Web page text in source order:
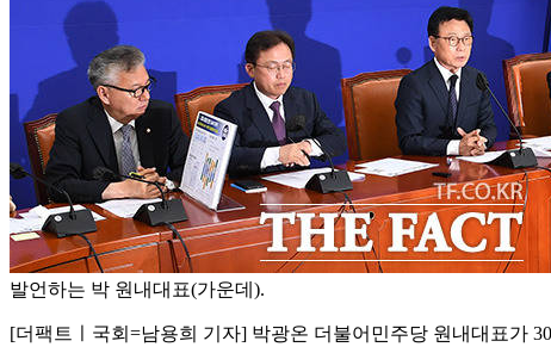
발언하는 박 원내대표(가운데).
[더팩트ㅣ국회=남용희 기자] 박광온 더불어민주당 원내대표가